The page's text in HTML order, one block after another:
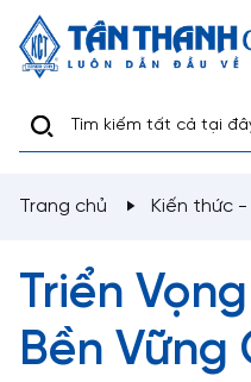
Trang chủ Kiến thức
Triển
Bền Vững